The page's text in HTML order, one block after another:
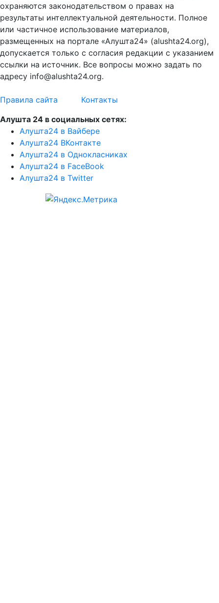
охраняются законодательством о правах на
результаты интеллектуальной деятельности. Полное
или частичное использование материалов,
размещенных на портале «Алушта24» (alushta24.org),
допускается только с согласия редакции с указанием
ссылки на источник. Все вопросы можно задать по
адресу info@alushta24.org.
Правила сайта
Контакты
Алушта 24 в социальных сетях:
Алушта24 в Вайбере
Алушта24 ВКонтакте
Алушта24 в Однокласниках
Алушта24 в FaceBook
Алушта24 в Twitter